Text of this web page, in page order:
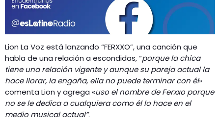
ENTRETENIMIENTO
CONTACTO
Lion La Voz está lanzando “FERXXO”, una canción que
habla de una relación a escondidas, “porque la chica
tiene una relación vigente y aunquesu pareja actual la
hace llorar, la engaña, ella no puede terminar con él»
comenta Lion y agrega «uso el nombre de Ferxxo porque
no se le dedica acualquiera como él lo hace en el
medio musical actual”.